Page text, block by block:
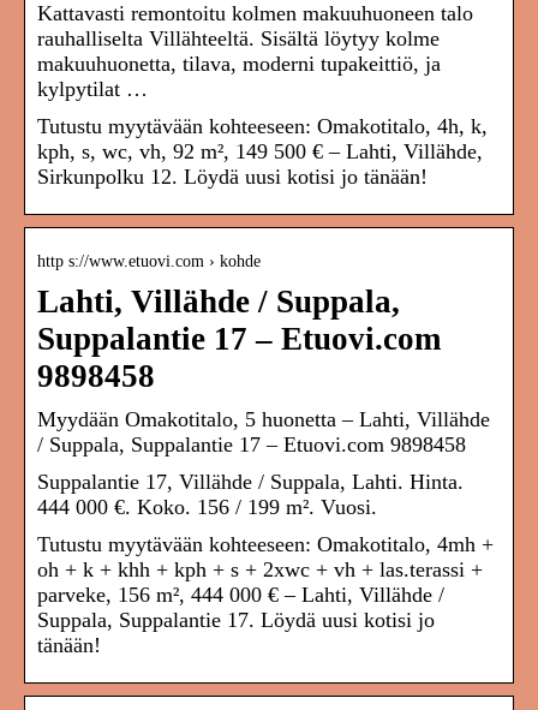
Kattavasti remontoitu kolmen makuuhuoneen talo
rauhalliselta Villähteeltä. Sisältä löytyy kolme
makuuhuonetta, tilava, moderni tupakeittiö, ja
kylpytilat …
Tutustu myytävään kohteeseen: Omakotitalo, 4h, k,
kph, s, wc, vh, 92 m², 149 500 € – Lahti, Villähde,
Sirkunpolku 12. Löydä uusi kotisi jo tänään!
http s://www.etuovi.com › kohde
Lahti, Villähde / Suppala,
Suppalantie 17 – Etuovi.com
9898458
Myydään Omakotitalo, 5 huonetta – Lahti, Villähde
/ Suppala, Suppalantie 17 – Etuovi.com 9898458
Suppalantie 17, Villähde / Suppala, Lahti. Hinta.
444 000 €. Koko. 156 / 199 m². Vuosi.
Tutustu myytävään kohteeseen: Omakotitalo, 4mh +
oh + k + khh + kph + s + 2xwc + vh + las.terassi +
parveke, 156 m², 444 000 € – Lahti, Villähde /
Suppala, Suppalantie 17. Löydä uusi kotisi jo
tänään!